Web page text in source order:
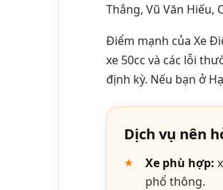
Thắng, Vũ Văn Hiếu,
Điểm mạnh của Xe
xe 50cc và các lỗi
định kỳ. Nếu bạn ở
Dịch vụ nên
Xe phù hợp:
phổ thông.